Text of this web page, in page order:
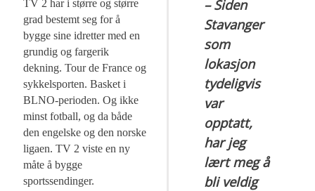
– Siden
Stavanger
som
lokasjon
tydeligvis
var
opptatt,
har jeg
lært meg å
bli veldig
TV 2 har i større og større
grad bestemt seg for å
bygge sine idretter med en
grundig og fargerik
dekning. Tour de France og
sykkelsporten. Basket i
BLNO-perioden. Og ikke
minst fotball, og da både
den engelske og den norske
ligaen. TV 2 viste en ny
måte å bygge
sportssendinger.